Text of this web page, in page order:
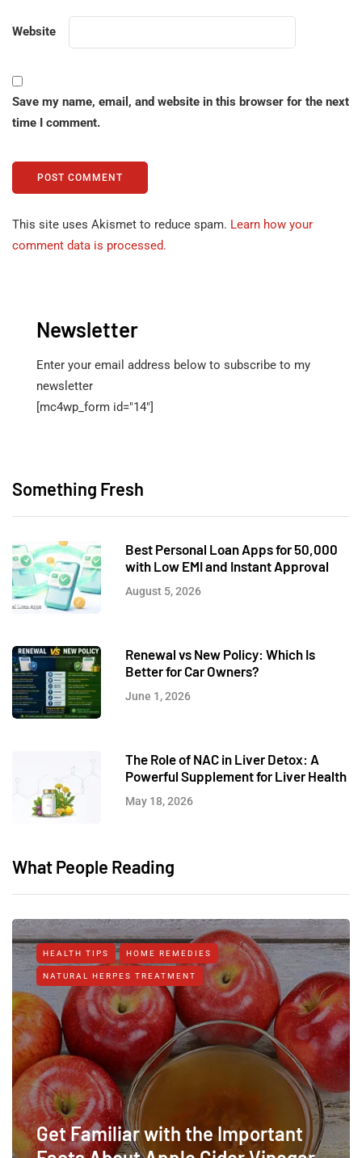
Website
Save my name, email, and website in this browser for the next
time I comment.
This site uses Akismet to reduce spam. Learn how your
comment data is processed.
Newsletter
Enter your email address below to subscribe to my
newsletter
[mc4wp_form id="14"]
Something Fresh
Best Personal Loan Apps for 50,000
with Low EMI and Instant Approval
August 5, 2026
Renewal vs New Policy: Which Is
Better for Car Owners?
June 1, 2026
The Role of NAC in Liver Detox: A
Powerful Supplement for Liver Health
May 18, 2026
What People Reading
HEALTH TIPS HOME REMEDIES
NATURAL HERPES TREATMENT‎
Get Familiar with the Important